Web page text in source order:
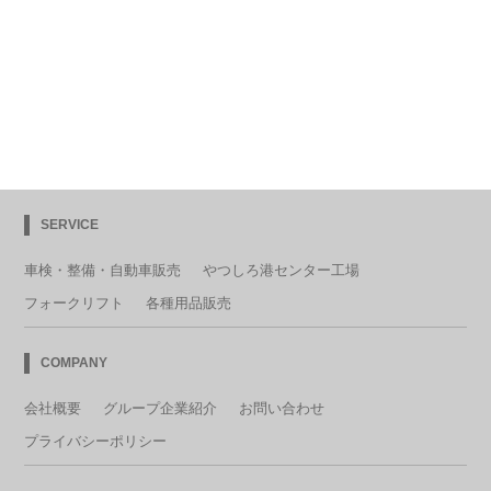
SERVICE
車検・整備・自動車販売
やつしろ港センター工場
フォークリフト
各種用品販売
COMPANY
会社概要 グループ企業紹介
お問い合わせ
プライバシーポリシー